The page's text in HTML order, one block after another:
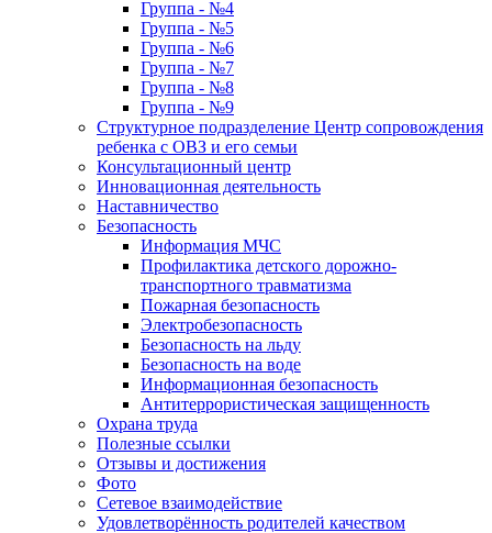
Группа - №4
Группа - №5
Группа - №6
Группа - №7
Группа - №8
Группа - №9
Структурное подразделение Центр сопровождения
ребенка с ОВЗ и его семьи
Консультационный центр
Инновационная деятельность
Наставничество
Безопасность
Информация МЧС
Профилактика детского дорожно-
транспортного травматизма
Пожарная безопасность
Электробезопасность
Безопасность на льду
Безопасность на воде
Информационная безопасность
Антитеррористическая защищенность
Охрана труда
Полезные ссылки
Отзывы и достижения
Фото
Сетевое взаимодействие
Удовлетворённость родителей качеством